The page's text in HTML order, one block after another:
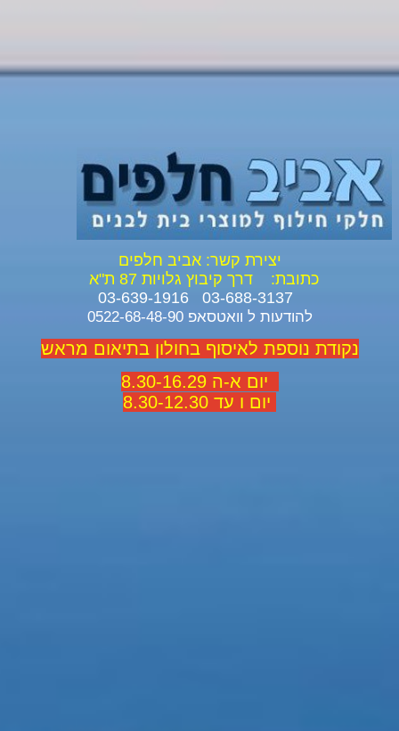
יצירת קשר: אביב חלפים
כתובת:
דרך קיבוץ גלויות 87 ת"א
להודעות ל וואטסאפ 0522-68-48-90
נקודת נוספת לאיסוף בחולון בתיאום מראש
יום א-ה 8.30-16.29
יום ו עד 8.30-12.30